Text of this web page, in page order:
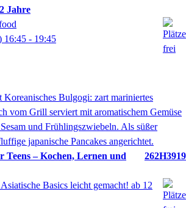
Jahre
16:45 - 19:45
Teens – Kochen, Lernen und
262H3919
Basics leicht gemacht! ab 12